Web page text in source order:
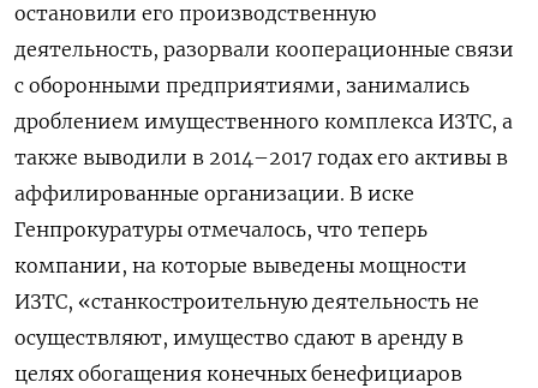
остановили его производственную
деятельность, разорвали кооперационные связи
с оборонными предприятиями, занимались
дроблением имущественного комплекса ИЗТС, а
также выводили в 2014–2017 годах его активы в
аффилированные организации. В иске
Генпрокуратуры отмечалось, что теперь
компании, на которые выведены мощности
ИЗТС, «станкостроительную деятельность не
осуществляют, имущество сдают в аренду в
целях обогащения конечных бенефициаров